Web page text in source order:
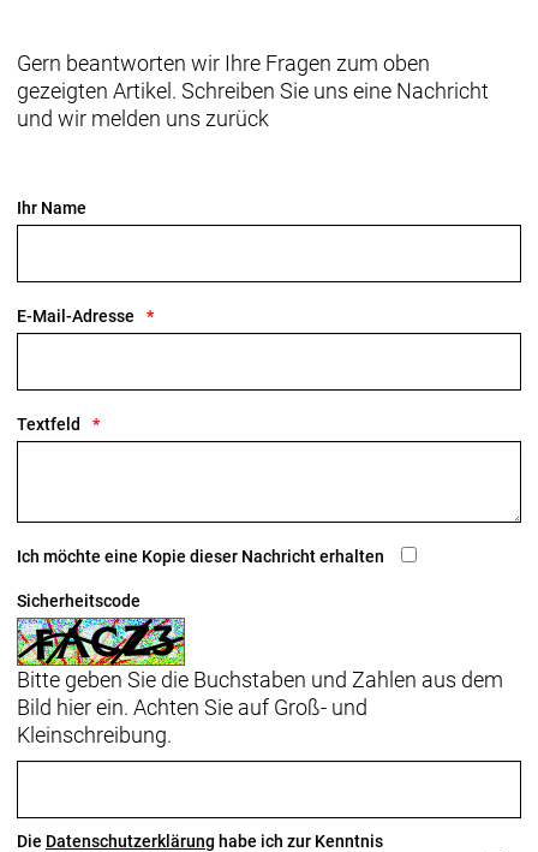
Gern beantworten wir Ihre Fragen zum oben
gezeigten Artikel. Schreiben Sie uns eine Nachricht
und wir melden uns zurück
Ihr Name
E-Mail-Adresse
Textfeld
Ich möchte eine Kopie dieser Nachricht erhalten
Sicherheitscode
Bitte geben Sie die Buchstaben und Zahlen aus dem
Bild hier ein. Achten Sie auf Groß- und
Kleinschreibung.
Die Datenschutzerklärung habe ich zur Kenntnis